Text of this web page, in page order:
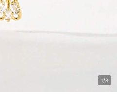
1/8